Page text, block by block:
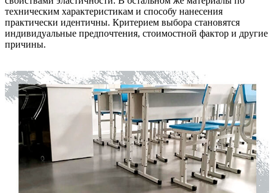
техническим характеристикам и способу нанесения
практически идентичны. Критерием выбора становятся
индивидуальные предпочтения, стоимостной фактор и другие
причины.